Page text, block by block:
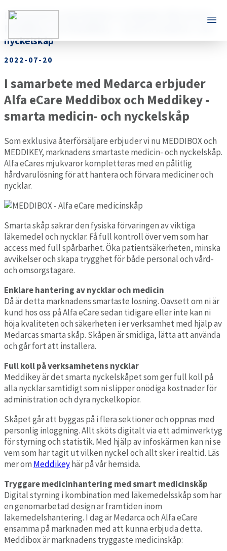
I samarbete med Medarca erbjuder Alfa eCare
nyckelskåp
2022-07-20
I samarbete med Medarca erbjuder
Alfa eCare Meddibox och Meddikey -
smarta medicin- och nyckelskåp
Som exklusiva återförsäljare erbjuder vi nu MEDDIBOX och
MEDDIKEY, marknadens smartaste medicin- och nyckelskåp.
Alfa eCares mjukvaror kompletteras med en pålitlig
hårdvarulösning för att hantera och förvara mediciner och
nycklar.
Smarta skåp säkrar den fysiska förvaringen av viktiga
läkemedel och nycklar. Få full kontroll över vem som har
access med full spårbarhet. Öka patientsäkerheten, minska
avvikelser och skapa trygghet för både personal och vård-
och omsorgstagare.
Enklare hantering av nycklar och medicin
Då är detta marknadens smartaste lösning. Oavsett om ni är
kund hos oss på Alfa eCare sedan tidigare eller inte kan ni
höja kvaliteten och säkerheten i er verksamhet med hjälp av
Medarcas smarta skåp. Skåpen är smidiga, lätta att använda
och går fort att installera.
Full koll på verksamhetens nycklar
Meddikey är det smarta nyckelskåpet som ger full koll på
alla nycklar samtidigt som ni slipper onödiga kostnader för
administration och dyra nyckelkopior.
Skåpet går att byggas på i flera sektioner och öppnas med
personlig inloggning. Allt sköts digitalt via ett adminverktyg
för styrning och statistik. Med hjälp av infoskärmen kan ni se
vem som har tagit ut vilken nyckel och allt sker i realtid. Läs
mer om Meddikeyhär på vår hemsida.
Tryggare medicinhantering med smart medicinskåp
Digital styrning i kombination med läkemedelsskåp som har
en genomarbetad design är framtiden inom
läkemedelshantering. I dag är Medarca och Alfa eCare
ensamma på marknaden med att kunna erbjuda detta.
Meddibox är marknadens tryggaste medicinskåp: